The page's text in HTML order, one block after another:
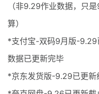
（非9.29作业数据，只
算）
*支付宝-双码9月版-9.29
数据已更新完毕
*京东发货版-9.29已更新